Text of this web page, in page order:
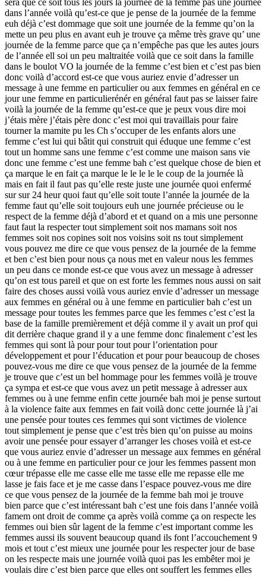
dans l’année voilà qu’est-ce que je pense de la journée de la femme
euh déjà c’est dommage que soit une journée de la femme qu’on la
mette un peu plus en avant euh je trouve ça même très grave qu’ une
journée de la femme parce que ça n’empêche pas que les autes jours
de l’année ell soi un peu maltraitée voilà que ce soit dans la famille
dans le boulot VO la journée de la femme c’est bien et c’est pas bien
donc voilà d’accord est-ce que vous auriez envie d’adresser un
message à une femme en particulier ou aux femmes en général en ce
jour une femme en particulierénér en général faut pas se laisser faire
voilà la journée de la femme qu’est-ce que je peux vous dire moi
j’étais mère j’étais père donc c’est moi qui travaillais pour faire
tourner la mamite pu les Ch s’occuper de les enfants alors une
femme c’est lui qui bâtit qui construit qui éduque une femme c’est
tout un homme sans une femme c’est comme une maison sans vie
donc une femme c’est une femme bah c’est quelque chose de bien et
ça marque le en fait ça marque le le le le le coup de la journée là
mais en fait il faut pas qu’elle reste juste une journée quoi enfermé
sur sur 24 heur quoi faut qu’elle soit toute l’année la journée de la
femme faut qu’elle soit toujours euh une journée précieuse ou le
respect de la femme déjà d’abord et et quand on a mis une personne
faut faut la respecter tout simplement soit nos mamans soit nos
femmes soit nos copines soit nos voisins soit ns tout simplement
vous pouvez me dire ce que vous pensez de la journée de la femme
et ben c’est bien pour nous ça nous met en valeur nous les femmes
un peu dans ce monde est-ce que vous avez un message à adresser
qu’on est tous pareil et que on est forte les femmes nous aussi on sait
faire des choses aussi voilà vous auriez envie d’adresser un message
aux femmes en général ou à une femme en particulier bah c’est un
message pour toutes les femmes parce que les femmes c’est c’est la
base de la famille premièrement et déjà comme il y avait un prof qui
dit derrière chaque grand il y a une femme donc finalement c’est les
femmes qui sont là pour pour tout pour l’orientation pour
développement et pour l’éducation et pour pour beaucoup de choses
pouvez-vous me dire ce que vous pensez de la journée de la femme
je trouve que c’est un bel hommage pour les femmes voilà je trouve
ça sympa et est-ce que vous avez un petit message à adresser aux
femmes ou à une femme enfin cette journée bah moi je pense surtout
à la violence faite aux femmes en fait voilà donc cette journée là j’ai
une pensée pour toutes ces femmes qui sont victimes de violence
tout simplement je pense que c’est très bien qu’on puisse au moins
avoir une pensée pour essayer d’arranger les choses voilà et est-ce
que vous auriez envie d’adresser un message aux femmes en général
ou à une femme en particulier pour ce jour les femmes passent mon
cœur trépasse elle me casse elle me tasse elle me repasse elle me
lasse je fais face et je me casse dans l’espace pouvez-vous me dire
ce que vous pensez de la journée de la femme bah moi je trouve
bien parce que c’est intéressant bah c’est une fois dans l’année voilà
famem ont droit de comme ça après voilà comme ça on respecte les
femmes oui bien sûr lagent de la femme c’est important comme les
femmes aussi ils souvent beaucoup quand ils font l’accouchement 9
mois et tout c’est mieux une journée pour les respecter jour de base
on les respecte mais une journée voilà quoi pas les embêter moi je
voulais dire c’est bien parce que elles ont souffert les femmes elles